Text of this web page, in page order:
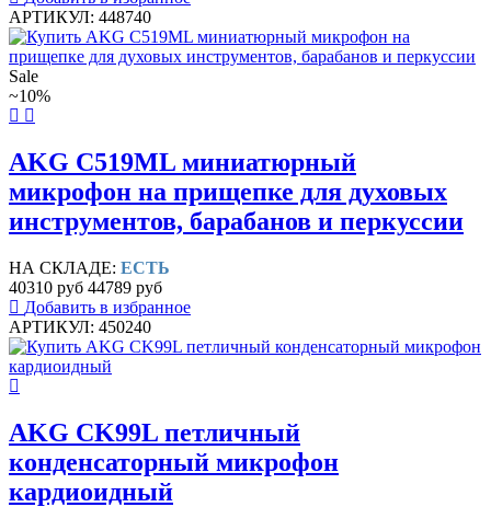
АРТИКУЛ: 448740
Sale
~10%
AKG C519ML миниатюрный
микрофон на прищепке для духовых
инструментов, барабанов и перкуссии
НА СКЛАДЕ: ЕСТЬ
40310 руб 44789 руб
Добавить в избранное
АРТИКУЛ: 450240
AKG CK99L петличный
конденсаторный микрофон
кардиоидный